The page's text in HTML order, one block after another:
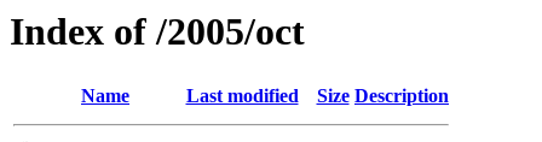
Index of /2005/oct
Name Last modified Size Description